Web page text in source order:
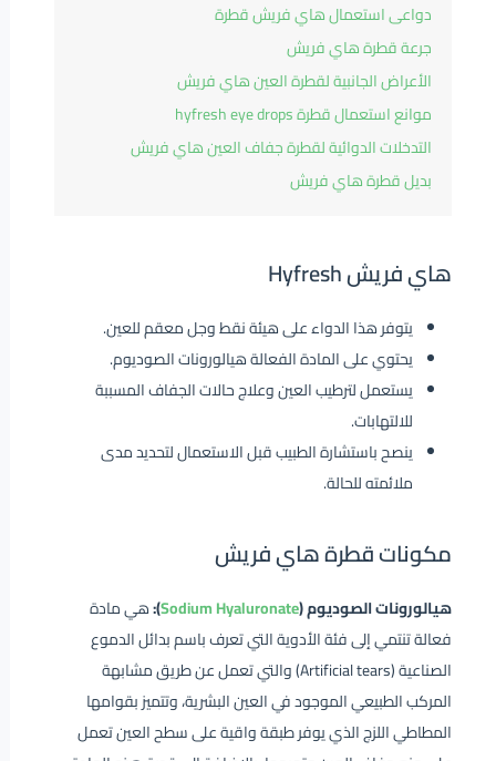
دواعى استعمال هاي فريش قطرة
جرعة قطرة هاي فريش
الأعراض الجانبية لقطرة العين هاي فريش
موانع استعمال قطرة hyfresh eye drops
التدخلات الدوائية لقطرة جفاف العين هاي فريش
بديل قطرة هاي فريش
هاي فريش Hyfresh
يتوفر هذا الدواء على هيئة نقط وجل معقم للعين.
يحتوي على المادة الفعالة هيالورونات الصوديوم.
يستعمل لترطيب العين وعلاج حالات الجفاف المسببة
للالتهابات.
ينصح باستشارة الطبيب قبل الاستعمال لتحديد مدى
ملائمته للحالة.
مكونات قطرة هاي فريش
هيالورونات الصوديوم (Sodium Hyaluronate
):هي مادة
فعالة تنتمي إلى فئة الأدوية التي تعرف باسم بدائل الدموع
الصناعية (Artificial tears) والتي تعمل عن طريق مشابهة
المركب الطبيعي الموجود في العين البشرية، وتتميز بقوامها
المطاطي اللزج الذي يوفر طبقة واقية على سطح العين تعمل